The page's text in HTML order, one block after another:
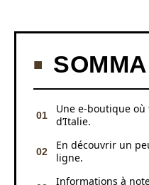
Une e-boutique
d’Italie.
En découvrir un
ligne.
Informations à